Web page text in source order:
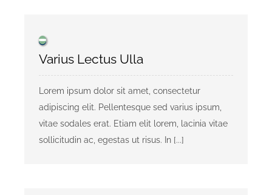
Varius Lectus Ulla
Lorem ipsum dolor sit amet, consectetur
adipiscing elit. Pellentesque sed varius ipsum,
vitae sodales erat. Etiam elit lorem, lacinia vitae
sollicitudin ac, egestas ut risus. In [...]